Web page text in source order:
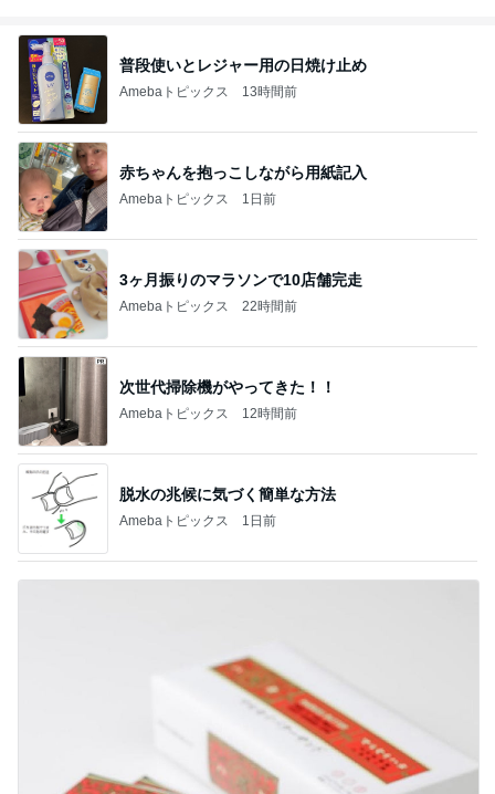
普段使いとレジャー用の日焼け止め
Amebaトピックス 13時間前
赤ちゃんを抱っこしながら用紙記入
Amebaトピックス 1日前
3ヶ月振りのマラソンで10店舗完走
Amebaトピックス 22時間前
次世代掃除機がやってきた！！
Amebaトピックス 12時間前
脱水の兆候に気づく簡単な方法
Amebaトピックス 1日前